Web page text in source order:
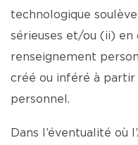
technologique
sérieuses et/ou (ii) en
renseignement
créé ou inféré à partir
personnel.
Dans l’éventualité où